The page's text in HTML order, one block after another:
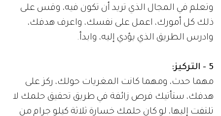
وتعلم في المجال الذي تريد أن تكون فيه، وقس على
ذلك كل أمورك، اعمل على نفسك، واعرف هدفك،
وادرس الطريق الذي يؤدي إليه، وابدأ.
5 - التركيز:
مهما حدث، ومهما كانت المغريات حولك، ركز على
هدفك، ستأتيك فرص زائفة في طريق تحقيق حلمك لا
تلتفت إليها، لو كان حلمك خسارة ثلاثة كيلو جرام من